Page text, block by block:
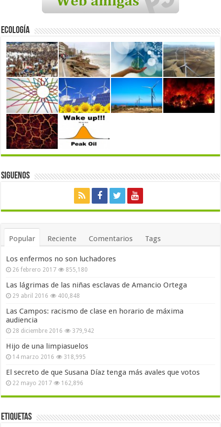
Ecología
Siguenos
Popular Reciente Comentarios Tags
Los enfermos no son luchadores
26 febrero 2017 855,180
Las lágrimas de las niñas esclavas de Amancio Ortega
29 abril 2016 400,848
Las Campos: racismo de clase en horario de máxima
audiencia
28 diciembre 2016 379,942
Hijo de una limpiasuelos
14 marzo 2016 318,995
El secreto de que Susana Díaz tenga más avales que votos
22 mayo 2017 162,896
Etiquetas